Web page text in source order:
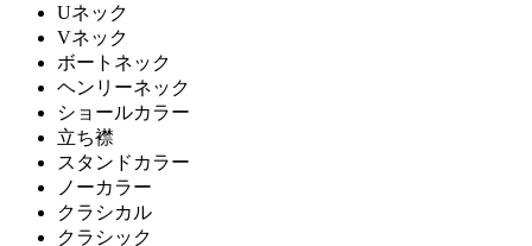
Uネック
Vネック
ボートネック
ヘンリーネック
ショールカラー
立ち襟
スタンドカラー
ノーカラー
クラシカル
クラシック